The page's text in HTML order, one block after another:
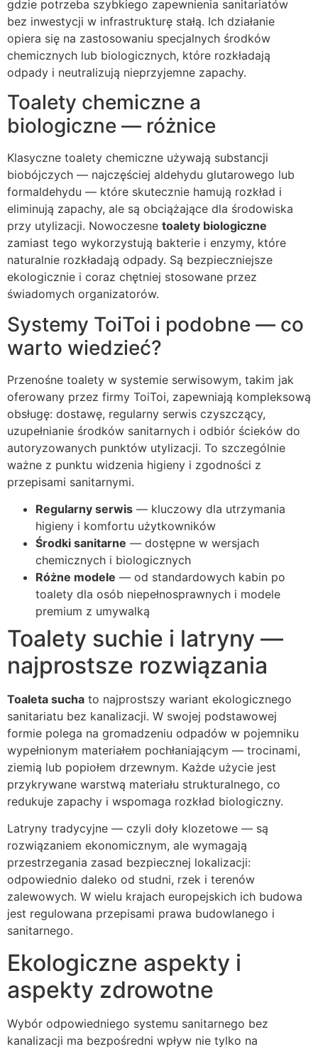
gdzie potrzeba szybkiego zapewnienia sanitariatów
bez inwestycji w infrastrukturę stałą. Ich działanie
opiera się na zastosowaniu specjalnych środków
chemicznych lub biologicznych, które rozkładają
odpady i neutralizują nieprzyjemne zapachy.
Toalety chemiczne a
biologiczne — różnice
Klasyczne toalety chemiczne używają substancji
biobójczych — najczęściej aldehydu glutarowego lub
formaldehydu — które skutecznie hamują rozkład i
eliminują zapachy, ale są obciążające dla środowiska
przy utylizacji. Nowoczesne toalety biologiczne
zamiast tego wykorzystują bakterie i enzymy, które
naturalnie rozkładają odpady. Są bezpieczniejsze
ekologicznie i coraz chętniej stosowane przez
świadomych organizatorów.
Systemy ToiToi i podobne — co
warto wiedzieć?
Przenośne toalety w systemie serwisowym, takim jak
oferowany przez firmy ToiToi, zapewniają kompleksową
obsługę: dostawę, regularny serwis czyszczący,
uzupełnianie środków sanitarnych i odbiór ścieków do
autoryzowanych punktów utylizacji. To szczególnie
ważne z punktu widzenia higieny i zgodności z
przepisami sanitarnymi.
Regularny serwis — kluczowy dla utrzymania
higieny i komfortu użytkowników
Środki sanitarne — dostępne w wersjach
chemicznych i biologicznych
Różne modele — od standardowych kabin po
toalety dla osób niepełnosprawnych i modele
premium z umywalką
Toalety suchie i latryny —
najprostsze rozwiązania
Toaleta sucha to najprostszy wariant ekologicznego
sanitariatu bez kanalizacji. W swojej podstawowej
formie polega na gromadzeniu odpadów w pojemniku
wypełnionym materiałem pochłaniającym — trocinami,
ziemią lub popiołem drzewnym. Każde użycie jest
przykrywane warstwą materiału strukturalnego, co
redukuje zapachy i wspomaga rozkład biologiczny.
Latryny tradycyjne — czyli doły klozetowe — są
rozwiązaniem ekonomicznym, ale wymagają
przestrzegania zasad bezpiecznej lokalizacji:
odpowiednio daleko od studni, rzek i terenów
zalewowych. W wielu krajach europejskich ich budowa
jest regulowana przepisami prawa budowlanego i
sanitarnego.
Ekologiczne aspekty i
aspekty zdrowotne
Wybór odpowiedniego systemu sanitarnego bez
kanalizacji ma bezpośredni wpływ nie tylko na